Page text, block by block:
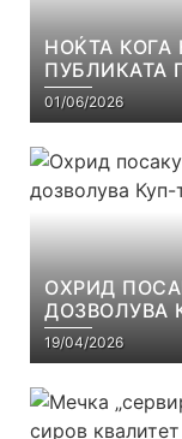
НОЌТА
ПУБЛИКАТА
РЕАЛНОСТ
01/06/2026
ОХРИД
ДОЗВОЛУВА
ОД СКОПЈЕ
19/04/2026